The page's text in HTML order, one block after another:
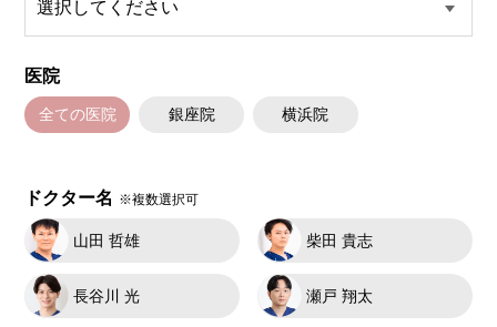
医院
全ての医院 銀座院 横浜院
ドクター名 ※複数選択可
山田 哲雄 柴田 貴志
長谷川 光 瀬戸 翔太